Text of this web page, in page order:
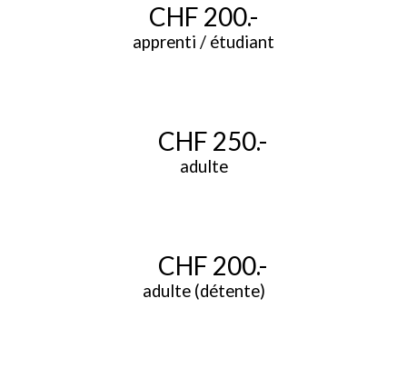
CHF 200.-
apprenti / étudiant
CHF 250.-
adulte
CHF 200.-
adulte (détente)